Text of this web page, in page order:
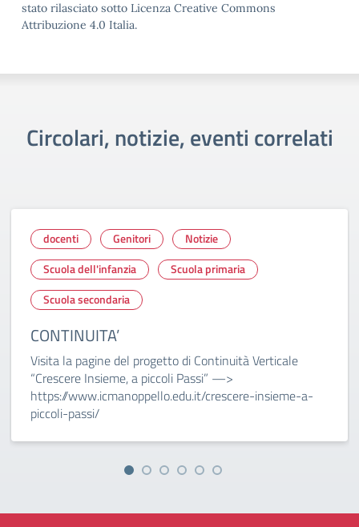
stato rilasciato sotto Licenza Creative Commons
Attribuzione 4.0 Italia.
Circolari, notizie, eventi correlati
docenti Genitori
Notizie
Scuola dell'infanzia
Scuola primaria
Scuola secondaria
CONTINUITA’
Visita la pagine del progetto di Continuità Verticale
“Crescere Insieme, a piccoli Passi” —>
https://www.icmanoppello.edu.it/crescere-insieme-a-
piccoli-passi/